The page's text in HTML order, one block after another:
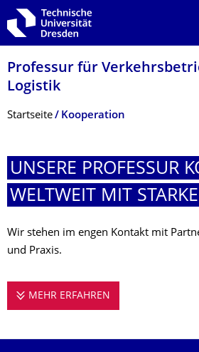
Zur Hauptnavigation springen
Zur Suche springen
Zum Inhalt springen
Professur für
Logistik
Breadcrumb-Menü
Startseite Kooperation
UNSERE PROFESSUR
WELTWEIT MIT
Wir stehen im engen Kontakt mit
und Praxis.
MEHR ERFAHREN